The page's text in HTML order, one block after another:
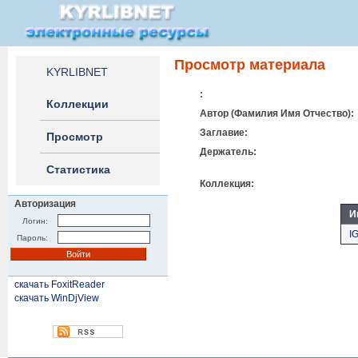
KYRLIBNET
Коллекции
Просмотр
Статистика
Авторизация
Логин:
Пароль:
скачать FoxitReader
скачать WinDjView
Просмотр материала
:
Автор (Фамилия Имя Отчество):
Заглавие:
Держатель:
Коллекция: